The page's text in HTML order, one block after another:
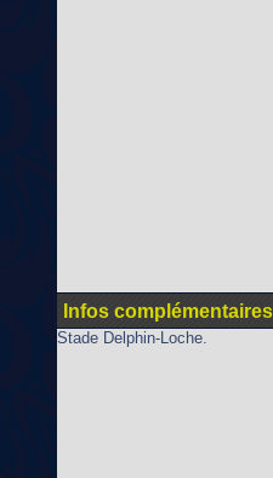
Infos complémentaires
Stade Delphin-Loche.